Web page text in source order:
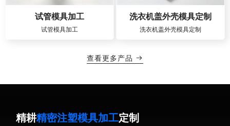
试管模具加工
试管模具加工
洗衣机盖外壳模具定制
洗衣机盖外壳模具定制
查看更多产品 
精耕精密注塑模具加工定制